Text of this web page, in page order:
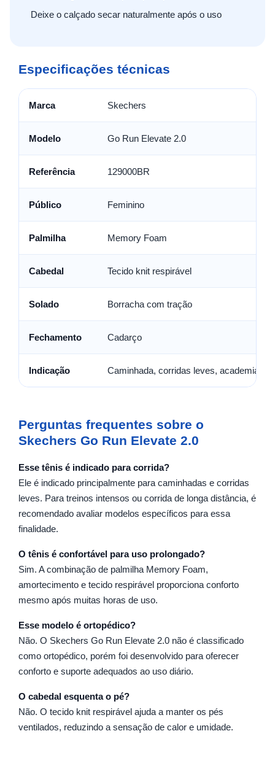
Deixe o calçado secar naturalmente após o uso
Especificações técnicas
Marca Skechers
Modelo Go Run Elevate 2.0
Referência 129000BR
Público Feminino
Palmilha Memory Foam
Cabedal Tecido knit respirável
Solado Borracha com tração
Fechamento Cadarço
Indicação Caminhada, corridas leves, academia e
Perguntas frequentes sobre o
Skechers Go Run Elevate 2.0
Esse tênis é indicado para corrida?
Ele é indicado principalmente para caminhadas e corridas
leves. Para treinos intensos ou corrida de longa distância, é
recomendado avaliar modelos específicos para essa
finalidade.
O tênis é confortável para uso prolongado?
Sim. A combinação de palmilha Memory Foam,
amortecimento e tecido respirável proporciona conforto
mesmo após muitas horas de uso.
Esse modelo é ortopédico?
Não. O Skechers Go Run Elevate 2.0 não é classificado
como ortopédico, porém foi desenvolvido para oferecer
conforto e suporte adequados ao uso diário.
O cabedal esquenta o pé?
Não. O tecido knit respirável ajuda a manter os pés
ventilados, reduzindo a sensação de calor e umidade.